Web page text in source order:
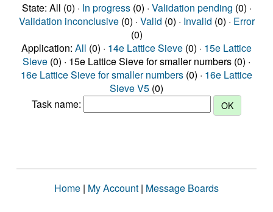
State: All (0) · In progress(0) · Validation pending (0) ·
Validation inconclusive(0) · Valid (0) · Invalid (0) · Error
(0)
Application: All (0) · 14e Lattice Sieve (0) · 15e Lattice
Sieve (0) · 15e Lattice Sieve for smaller numbers (0) ·
16e Lattice Sieve for smaller numbers (0) · 16e Lattice
Sieve V5 (0)
Task name:
Home | My Account | Message Boards